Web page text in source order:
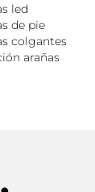
led
de pie
colgantes
arañas